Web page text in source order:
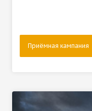
Приёмная кампания